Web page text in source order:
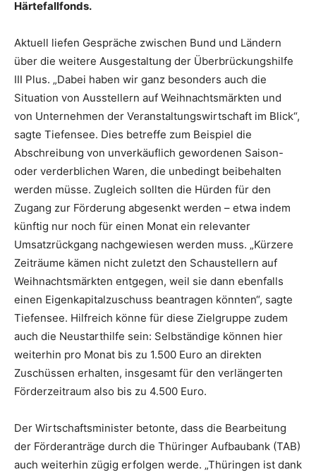
Härtefallfonds.
Aktuell liefen Gespräche zwischen Bund und Ländern
über die weitere Ausgestaltung der Überbrückungshilfe
III Plus. „Dabei haben wir ganz besonders auch die
Situation von Ausstellern auf Weihnachtsmärkten und
von Unternehmen der Veranstaltungswirtschaft im Blick“,
sagte Tiefensee. Dies betreffe zum Beispiel die
Abschreibung von unverkäuflich gewordenen Saison-
oder verderblichen Waren, die unbedingt beibehalten
werden müsse. Zugleich sollten die Hürden für den
Zugang zur Förderung abgesenkt werden – etwa indem
künftig nur noch für einen Monat ein relevanter
Umsatzrückgang nachgewiesen werden muss. „Kürzere
Zeiträume kämen nicht zuletzt den Schaustellern auf
Weihnachtsmärkten entgegen, weil sie dann ebenfalls
einen Eigenkapitalzuschuss beantragen könnten“, sagte
Tiefensee. Hilfreich könne für diese Zielgruppe zudem
auch die Neustarthilfe sein: Selbständige können hier
weiterhin pro Monat bis zu 1.500 Euro an direkten
Zuschüssen erhalten, insgesamt für den verlängerten
Förderzeitraum also bis zu 4.500 Euro.
Der Wirtschaftsminister betonte, dass die Bearbeitung
der Förderanträge durch die Thüringer Aufbaubank (TAB)
auch weiterhin zügig erfolgen werde. „Thüringen ist dank